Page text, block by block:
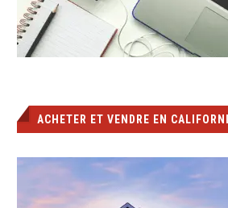
ACHETER ET VENDRE EN